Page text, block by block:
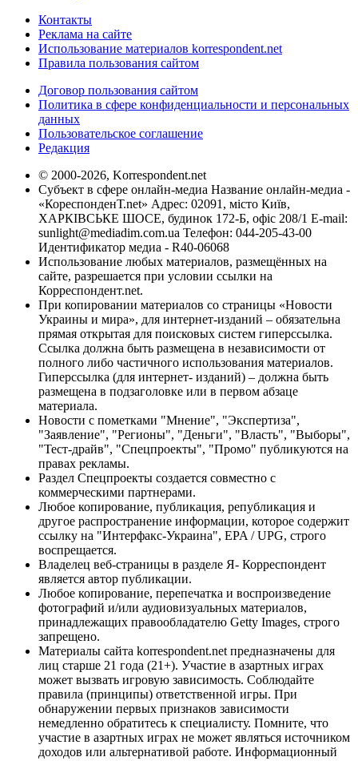
Контакты
Реклама на сайте
Использование материалов korrespondent.net
Правила пользования сайтом
Договор пользования сайтом
Политика в сфере конфиденциальности и персональных
данных
Пользовательское соглашение
Редакция
© 2000-2026, Korrespondent.net
Субъект в сфере онлайн-медиа Название онлайн-медиа -
«КореспонденТ.net» Адрес: 02091, місто Київ,
ХАРКІВСЬКЕ ШОСЕ, будинок 172-Б, офіс 208/1 E-mail:
sunlight@mediadim.com.ua Телефон: 044-205-43-00
Идентификатор медиа - R40-06068
Использование любых материалов, размещённых на
сайте, разрешается при условии ссылки на
Корреспондент.net.
При копировании материалов со страницы «Новости
Украины и мира», для интернет-изданий – обязательна
прямая открытая для поисковых систем гиперссылка.
Ссылка должна быть размещена в независимости от
полного либо частичного использования материалов.
Гиперссылка (для интернет- изданий) – должна быть
размещена в подзаголовке или в первом абзаце
материала.
Новости с пометками "Мнение", "Экспертиза",
"Заявление", "Регионы", "Деньги", "Власть", "Выборы",
"Тест-драйв", "Спецпроекты", "Промо" публикуются на
правах рекламы.
Раздел Спецпроекты создается совместно с
коммерческими партнерами.
Любое копирование, публикация, републикация и
другое распространение информации, которое содержит
ссылку на "Интерфакс-Украина", EPA / UPG, строго
воспрещается.
Владелец веб-страницы в разделе Я- Корреспондент
является автор публикации.
Любое копирование, перепечатка и воспроизведение
фотографий и/или аудиовизуальных материалов,
принадлежащих правообладателю Getty Images, строго
запрещено.
Материалы сайта korrespondent.net предназначены для
лиц старше 21 года (21+). Участие в азартных играх
может вызвать игровую зависимость. Соблюдайте
правила (принципы) ответственной игры. При
обнаружении первых признаков зависимости
немедленно обратитесь к специалисту. Помните, что
участие в азартных играх не может являться источником
доходов или альтернативой работе. Информационный